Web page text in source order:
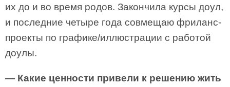
их до и во время родов. Закончила курсы доул,
и последние четыре года совмещаю фриланс-
проекты по графике/иллюстрации с работой
доулы.
— Какие ценности привели к решению жить